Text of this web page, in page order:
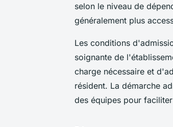
selon le niveau de
généralement plus
Les conditions
soignante de
charge nécessaire et
résident. La démarche
des équipes pour